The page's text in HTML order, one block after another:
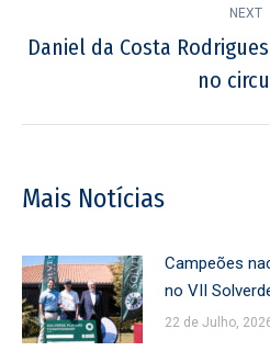
NEXT
Daniel da Costa
no
Mais Notícias
Campeões
no VII
22 de Julho,